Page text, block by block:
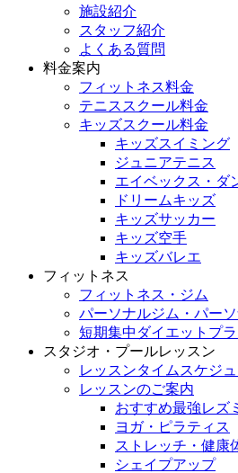
施設紹介
スタッフ紹介
よくある質問
料金案内
フィットネス料金
テニススクール料金
キッズスクール料金
キッズスイミング
ジュニアテニス
エイベックス・ダ
ドリームキッズ
キッズサッカー
キッズ空手
キッズバレエ
フィットネス
フィットネス・ジム
パーソナルジム・パー
短期集中ダイエットプ
スタジオ・プールレッスン
レッスンタイムスケジ
レッスンのご案内
おすすめ最強レズ
ヨガ・ピラティス
ストレッチ・健康
シェイプアップ